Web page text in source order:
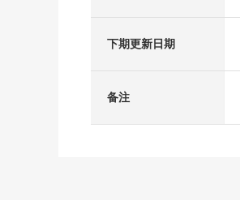
下期更新日期
备注